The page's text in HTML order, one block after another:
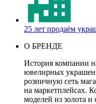
25 лет продаём
О БРЕНДЕ
История компании
ювелирных
розничную сеть
на маркетплейсах.
моделей из золота и